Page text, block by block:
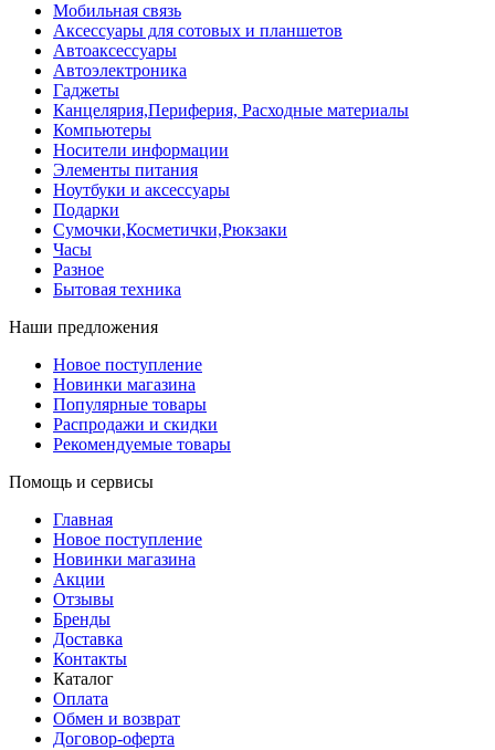
Мобильная связь
Аксессуары для сотовых и планшетов
Автоаксессуары
Автоэлектроника
Гаджеты
Канцелярия,Периферия, Расходные материалы
Компьютеры
Носители информации
Элементы питания
Ноутбуки и аксессуары
Подарки
Сумочки,Косметички,Рюкзаки
Часы
Разное
Бытовая техника
Наши предложения
Новое поступление
Новинки магазина
Популярные товары
Распродажи и скидки
Рекомендуемые товары
Помощь и сервисы
Главная
Новое поступление
Новинки магазина
Акции
Отзывы
Бренды
Доставка
Контакты
Каталог
Оплата
Обмен и возврат
Договор-оферта